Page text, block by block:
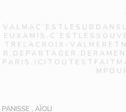
V A L M A C ’ E S T L E S U D D A N S
E U X A M I S , C ’ E S T L E S S O U
T R E L A C R O I X - V A L M E R E T
R , D E P A R T A G E R , D E R A M E
P A R I S . I C I T O U T E S T F A I T
M P O U
PANISSE , AÏOLI